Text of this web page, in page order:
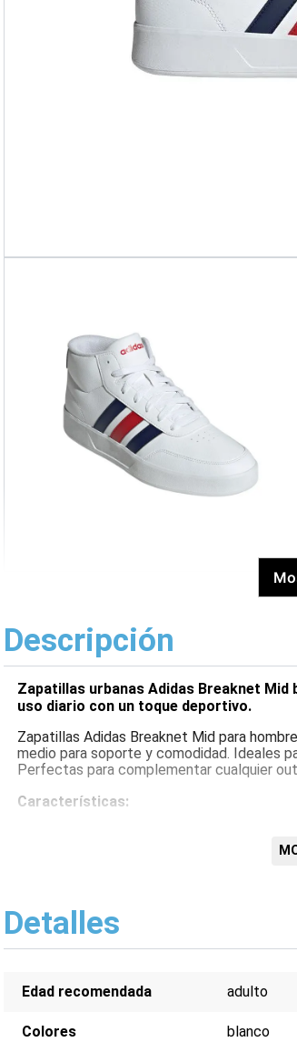
Descripción
Zapatillas urbanas Adidas Breaknet
uso diario con un toque deportivo.
Zapatillas Adidas Breaknet Mid para
medio para soporte y comodidad. Ideales
Perfectas para complementar cualquier
Características:
Comodidad para el día a día
Detalles
Edad recomendada adulto
Colores blanco